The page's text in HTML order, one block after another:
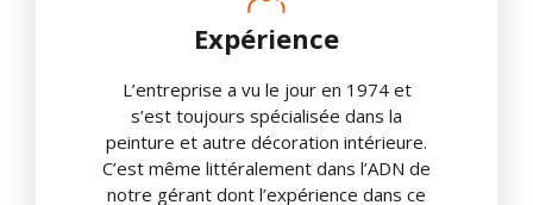
Expérience
L’entreprise a vu le jour en 1974 et
s’est toujours spécialisée dans la
peinture et autre décoration intérieure.
C’est même littéralement dans l’ADN de
notre gérant dont l’expérience dans ce